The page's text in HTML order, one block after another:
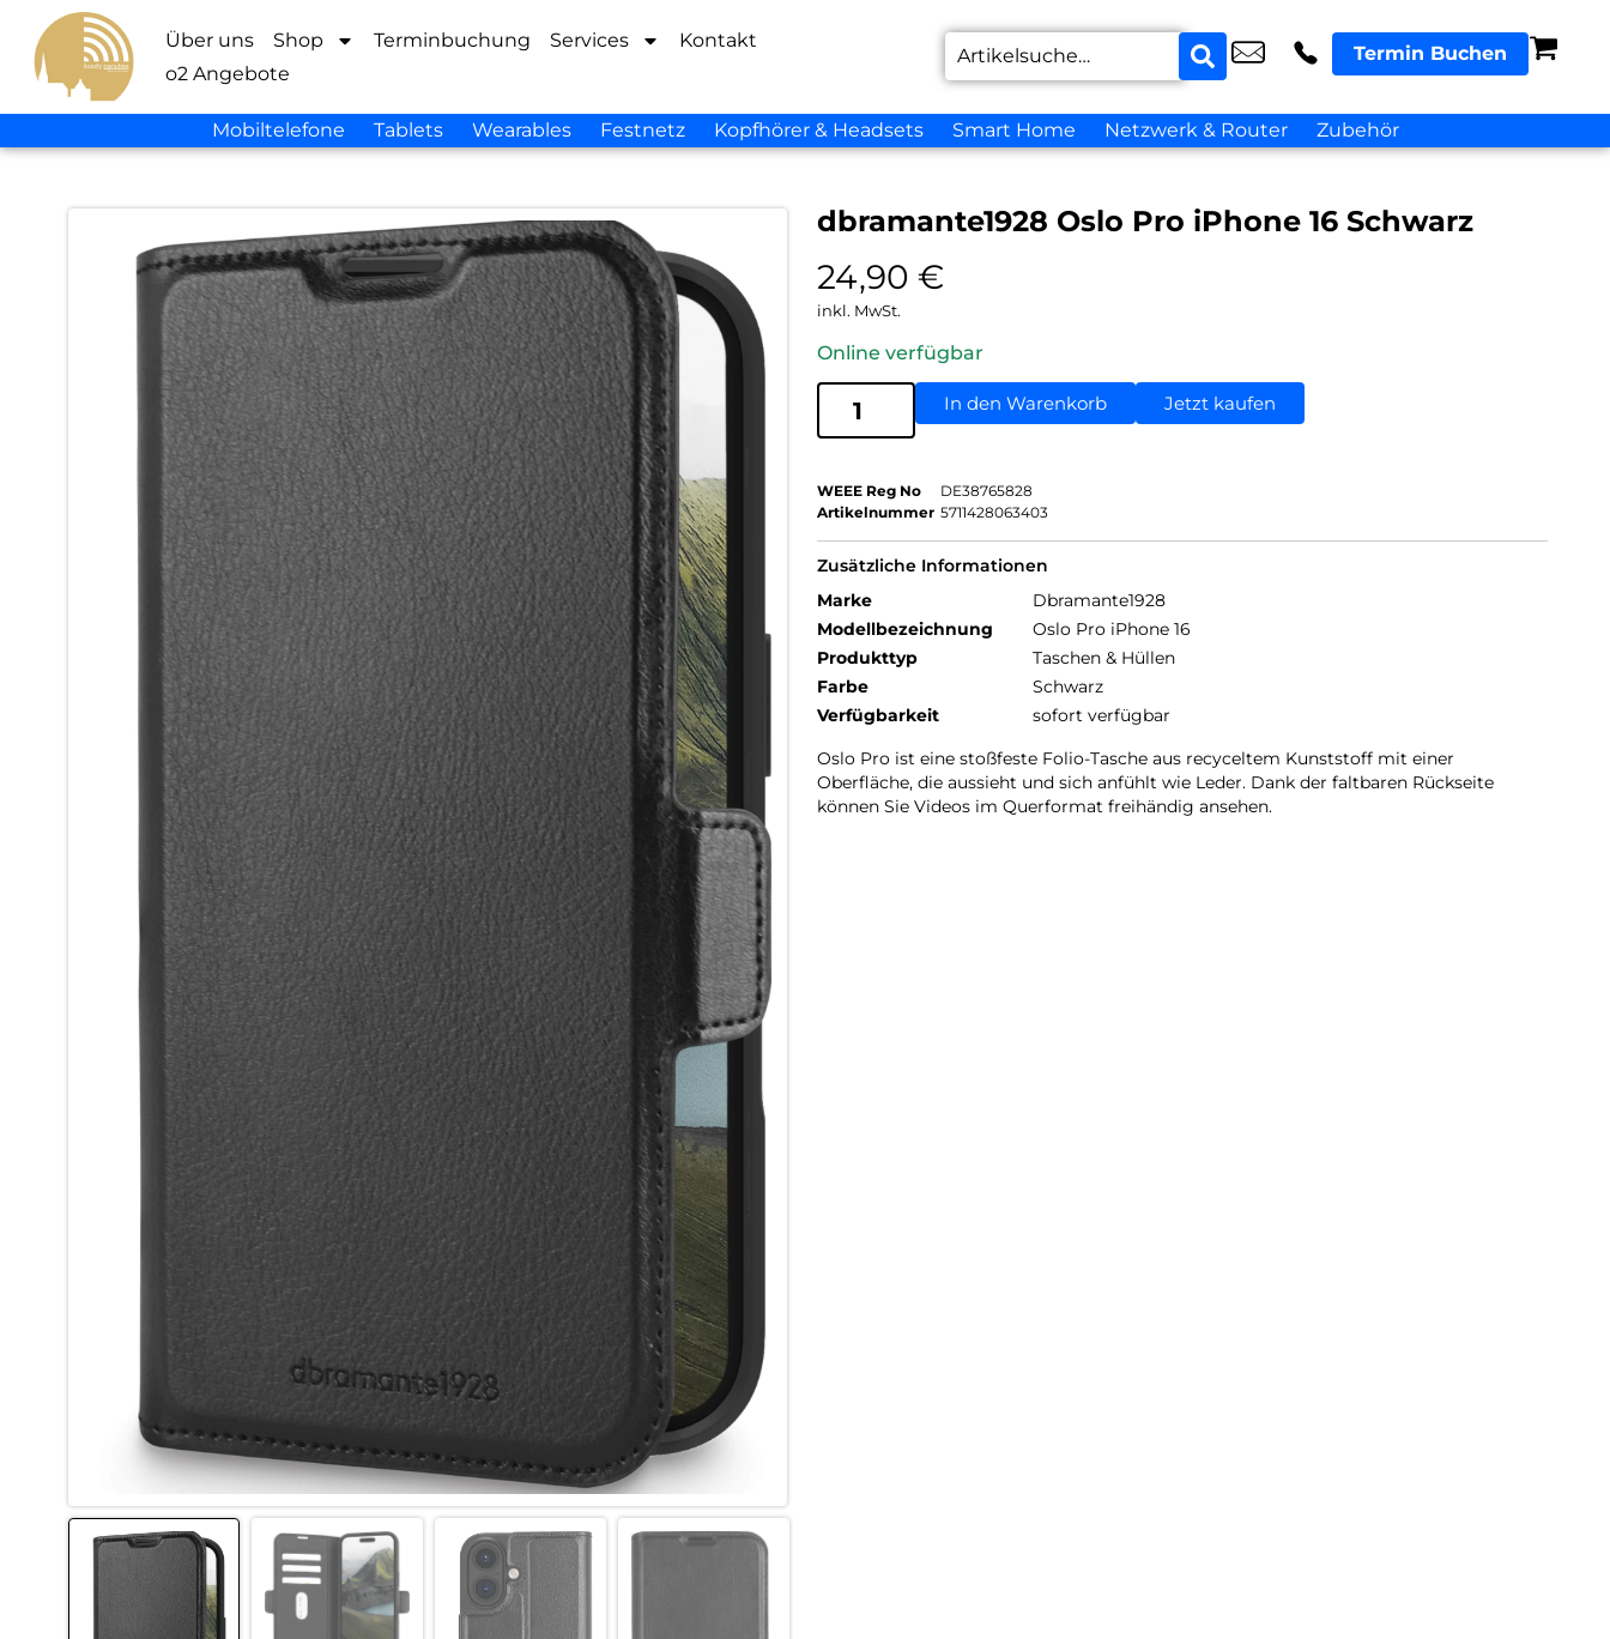
Über uns Shop Terminbuchung Services
Kontakt
o2 Angebote
Termin Buchen
Mobiltelefone Tablets Wearables Festnetz Kopfhörer & Headsets Smart Home Netzwerk & Router Zubehör
dbramante1928 Oslo Pro iPhone 16 Schwarz
24,90 €
inkl. MwSt.
Online verfügbar
In den Warenkorb Jetzt kaufen
WEEE Reg No
DE38765828
Artikelnummer 5711428063403
Zusätzliche Informationen
Marke
Dbramante1928
Modellbezeichnung
Oslo Pro iPhone 16
Produkttyp
Taschen & Hüllen
Farbe
Schwarz
Verfügbarkeit
sofort verfügbar
Oslo Pro ist eine stoßfeste Folio-Tasche aus recyceltem Kunststoff mit einer
Oberfläche, die aussieht und sich anfühlt wie Leder. Dank der faltbaren Rückseite
können Sie Videos im Querformat freihändig ansehen.